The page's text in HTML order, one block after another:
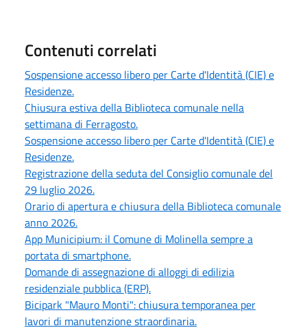
Contenuti correlati
Sospensione accesso libero per Carte d'Identità (CIE) e
Residenze.
Chiusura estiva della Biblioteca comunale nella
settimana di Ferragosto.
Sospensione accesso libero per Carte d'Identità (CIE) e
Residenze.
Registrazione della seduta del Consiglio comunale del
29 luglio 2026.
Orario di apertura e chiusura della Biblioteca comunale
anno 2026.
App Municipium: il Comune di Molinella sempre a
portata di smartphone.
Domande di assegnazione di alloggi di edilizia
residenziale pubblica (ERP).
Bicipark "Mauro Monti": chiusura temporanea per
lavori di manutenzione straordinaria.